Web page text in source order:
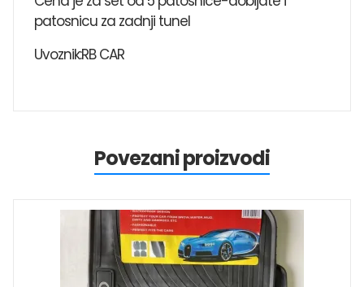
patosnicu za zadnji tunel
Uvoznik:RB CAR
Povezani proizvodi